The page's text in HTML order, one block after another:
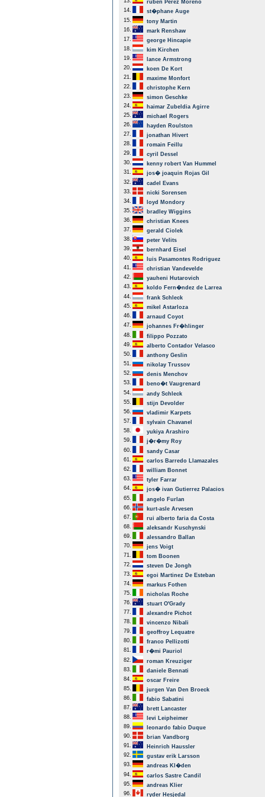
ruben Perez Moreno
14.
st�phane Auge
15.
tony Martin
16.
mark Renshaw
17.
george Hincapie
18.
kim Kirchen
19.
lance Armstrong
20.
koen De Kort
21.
maxime Monfort
22.
christophe Kern
23.
simon Geschke
24.
haimar Zubeldia Agirre
25.
michael Rogers
26.
hayden Roulston
27.
jonathan Hivert
28.
romain Feillu
29.
cyril Dessel
30.
kenny robert Van Hummel
31.
jos� joaquin Rojas Gil
32.
cadel Evans
33.
nicki Sorensen
34.
loyd Mondory
35.
bradley Wiggins
36.
christian Knees
37.
gerald Ciolek
38.
peter Velits
39.
bernhard Eisel
40.
luis Pasamontes Rodriguez
41.
christian Vandevelde
42.
yauheni Hutarovich
43.
koldo Fern�ndez de Larrea
44.
frank Schleck
45.
mikel Astarloza
46.
arnaud Coyot
47.
johannes Fr�hlinger
48.
filippo Pozzato
49.
alberto Contador Velasco
50.
anthony Geslin
51.
nikolay Trussov
52.
denis Menchov
53.
beno�t Vaugrenard
54.
andy Schleck
55.
stijn Devolder
56.
vladimir Karpets
57.
sylvain Chavanel
58.
yukiya Arashiro
59.
j�r�my Roy
60.
sandy Casar
61.
carlos Barredo Llamazales
62.
william Bonnet
63.
tyler Farrar
64.
jos� ivan Gutierrez Palacios
65.
angelo Furlan
66.
kurt-asle Arvesen
67.
rui alberto faria da Costa
68.
aleksandr Kuschynski
69.
alessandro Ballan
70.
jens Voigt
71.
tom Boonen
72.
steven De Jongh
73.
egoi Martinez De Esteban
74.
markus Fothen
75.
nicholas Roche
76.
stuart O'Grady
77.
alexandre Pichot
78.
vincenzo Nibali
79.
geoffroy Lequatre
80.
franco Pellizotti
81.
r�mi Pauriol
82.
roman Kreuziger
83.
daniele Bennati
84.
oscar Freire
85.
jurgen Van Den Broeck
86.
fabio Sabatini
87.
brett Lancaster
88.
levi Leipheimer
89.
leonardo fabio Duque
90.
brian Vandborg
91.
Heinrich Haussler
92.
gustav erik Larsson
93.
andreas Kl�den
94.
carlos Sastre Candil
95.
andreas Klier
96.
ryder Hesjedal